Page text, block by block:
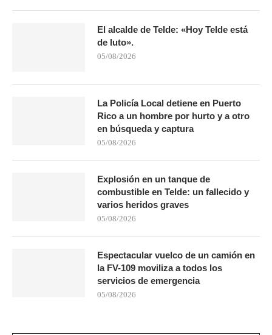
El alcalde de Telde: «Hoy Telde está
de luto».
05/08/2026
La Policía Local detiene en Puerto
Rico a un hombre por hurto y a otro
en búsqueda y captura
05/08/2026
Explosión en un tanque de
combustible en Telde: un fallecido y
varios heridos graves
05/08/2026
Espectacular vuelco de un camión en
la FV-109 moviliza a todos los
servicios de emergencia
05/08/2026